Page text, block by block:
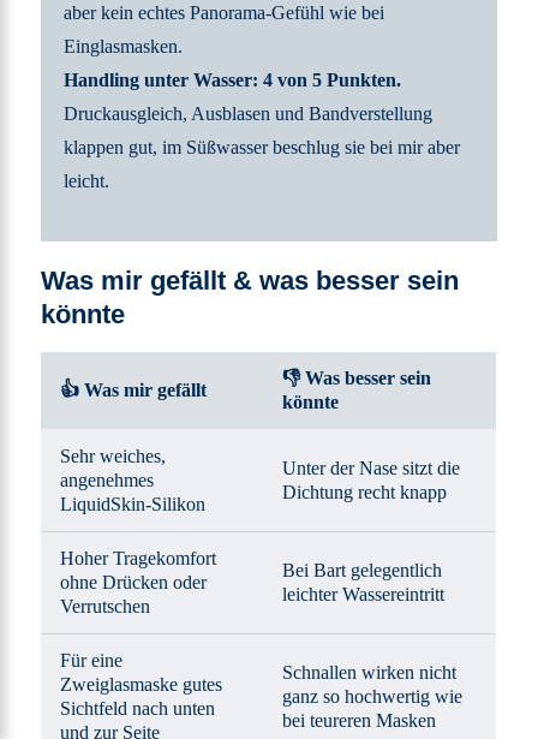
aber kein echtes Panorama-Gefühl wie bei
Einglasmasken.
Handling unter Wasser: 4 von 5 Punkten.
Druckausgleich, Ausblasen und Bandverstellung
klappen gut, im Süßwasser beschlug sie bei mir aber
leicht.
Was mir gefällt & was besser sein
könnte
👍Was mir gefällt
👎Was besser sein
könnte
Sehr weiches,
angenehmes
LiquidSkin-Silikon
Unter der Nase sitzt die
Dichtung recht knapp
Hoher Tragekomfort
ohne Drücken oder
Verrutschen
Bei Bart gelegentlich
leichter Wassereintritt
Für eine
Zweiglasmaske gutes
Sichtfeld nach unten
und zur Seite
Schnallen wirken nicht
ganz so hochwertig wie
bei teureren Masken